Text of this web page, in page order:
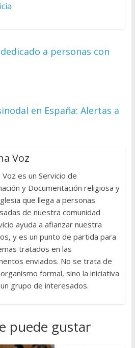
a personas con
en España: Alertas a
Voz
Voz es un Servicio de
y Documentación religiosa y
que llega a personas
de nuestra comunidad
ayuda a afianzar nuestra
y es un punto de partida para
tratados en las
enviados. No se trata de
formal, sino la iniciativa
grupo de interesados.
puede gustar